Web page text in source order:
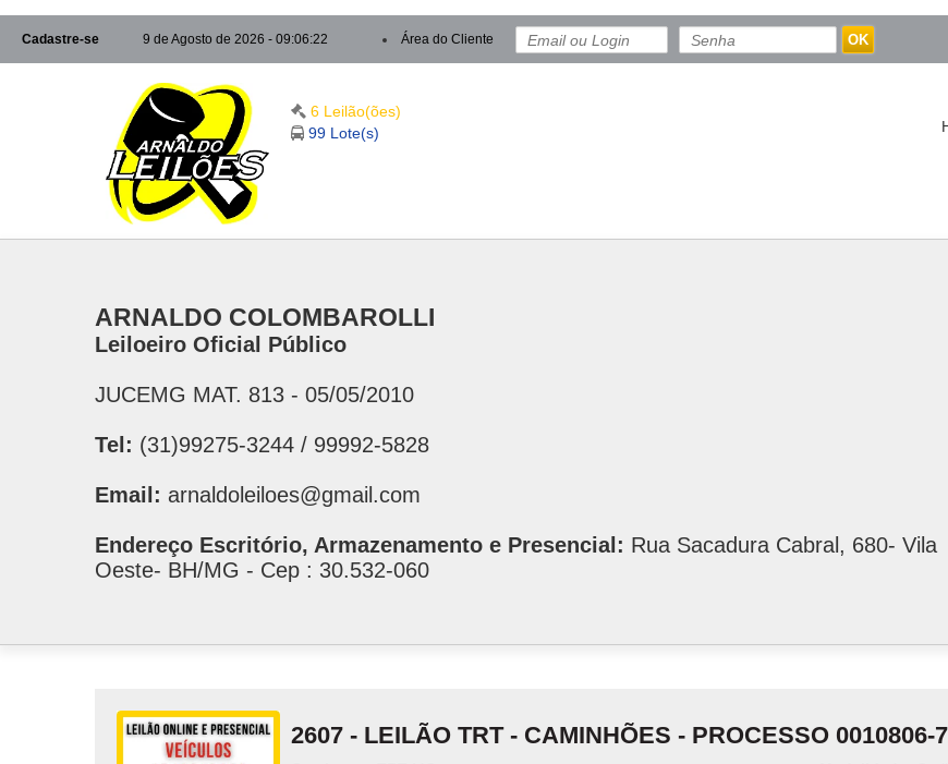
Cadastre-se 9 de Agosto de 2026 - 09:06:22 Área do Cliente OK
6 Leilão(ões)
99 Lote(s)
ARNALDO COLOMBAROLLI
Leiloeiro Oficial Público
JUCEMG MAT. 813 - 05/05/2010
Tel: (31)99275-3244 / 99992-5828
Email: arnaldoleiloes@gmail.com
Endereço Escritório, Armazenamento e Presencial: Rua Sacadura Cabral, 680- Vila
Oeste- BH/MG - Cep : 30.532-060
2607 - LEILÃO TRT - CAMINHÕES - PROCESSO 0010806-